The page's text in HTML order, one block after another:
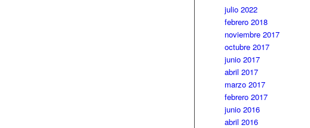
julio 2022
febrero 2018
noviembre 2017
octubre 2017
junio 2017
abril 2017
marzo 2017
febrero 2017
junio 2016
abril 2016